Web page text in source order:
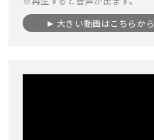
大きい動画はこちらから